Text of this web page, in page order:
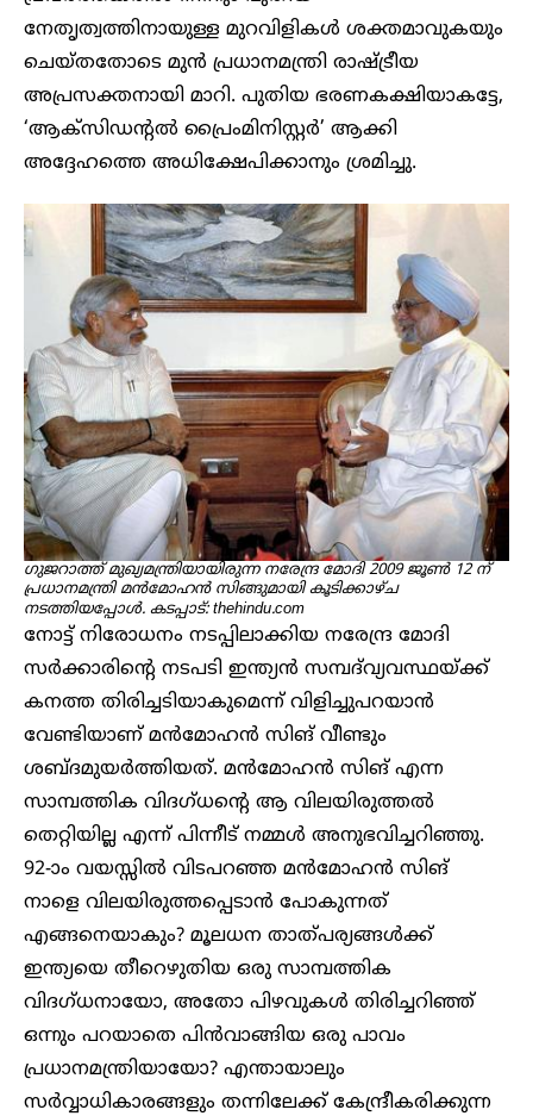
നേതൃത്വത്തിനായുള്ള മുറവിളികൾ ശക്തമാവുകയും
ചെയ്തതോടെ മുൻ പ്രധാനമന്ത്രി രാഷ്ട്രീയ
അപ്രസക്തനായി മാറി. പുതിയ ഭരണകക്ഷിയാകട്ടേ,
‘ആക്സിഡന്റൽ പ്രൈംമിനിസ്റ്റർ’ ആക്കി
അദ്ദേഹത്തെ അധിക്ഷേപിക്കാനും ശ്രമിച്ചു.
ഗുജറാത്ത് മുഖ്യമന്ത്രിയായിരുന്ന നരേന്ദ്ര മോദി 2009 ജൂൺ 12 ന്
പ്രധാനമന്ത്രി മൻമോഹൻ സിങ്ങുമായി കൂടിക്കാഴ്ച
നടത്തിയപ്പോൾ. കടപ്പാട്: thehindu.com
നോട്ട് നിരോധനം നടപ്പിലാക്കിയ നരേന്ദ്ര മോദി
സർക്കാരിന്റെ നടപടി ഇന്ത്യൻ സമ്പദ്‌വ്യവസ്ഥയ്ക്ക്
കനത്ത തിരിച്ചടിയാകുമെന്ന് വിളിച്ചുപറയാൻ
വേണ്ടിയാണ് മൻമോഹൻ സിങ് വീണ്ടും
ശബ്ദമുയർത്തിയത്. മൻമോഹൻ സിങ് എന്ന
സാമ്പത്തിക വിദഗ്ധന്റെ ആ വിലയിരുത്തൽ
തെറ്റിയില്ല എന്ന് പിന്നീട് നമ്മൾ അനുഭവിച്ചറിഞ്ഞു.
92-ാം വയസ്സിൽ വിടപറഞ്ഞ മൻമോഹൻ സിങ്
നാളെ വിലയിരുത്തപ്പെടാൻ പോകുന്നത്
എങ്ങനെയാകും? മൂലധന താത്പര്യങ്ങൾക്ക്
ഇന്ത്യയെ തീറെഴുതിയ ഒരു സാമ്പത്തിക
വിദഗ്ധനായോ, അതോ പിഴവുകൾ തിരിച്ചറിഞ്ഞ്
ഒന്നും പറയാതെ പിൻവാങ്ങിയ ഒരു പാവം
പ്രധാനമന്ത്രിയായോ? എന്തായാലും
സർവ്വാധികാരങ്ങളും തന്നിലേക്ക് കേന്ദ്രീകരിക്കുന്ന